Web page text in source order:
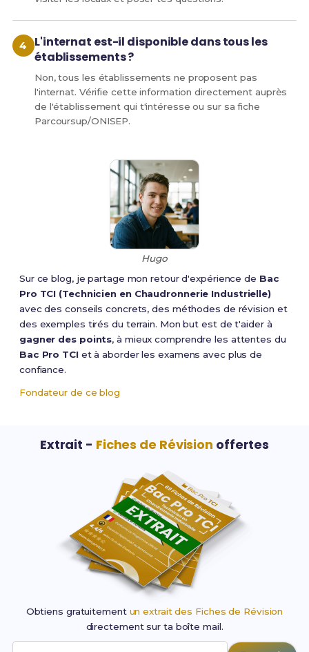
L'internat est-il disponible dans tous les
établissements ?
Non, tous les établissements ne proposent pas
l'internat. Vérifie cette information directement auprès
de l'établissement qui t'intéresse ou sur sa fiche
Parcoursup/ONISEP.
Hugo
Sur ce blog, je partage mon retour d'expérience de Bac
Pro TCI (Technicien en Chaudronnerie Industrielle)
avec des conseils concrets, des méthodes de révision et
des exemples tirés du terrain. Mon but est de t'aider à
gagner des points, à mieux comprendre les attentes du
Bac Pro TCIet à aborder les examens avec plus de
confiance.
Fondateur de ce blog
Extrait - Fiches de Révision offertes
Obtiens gratuitement un extrait des Fiches de Révision
directement sur ta boîte mail.